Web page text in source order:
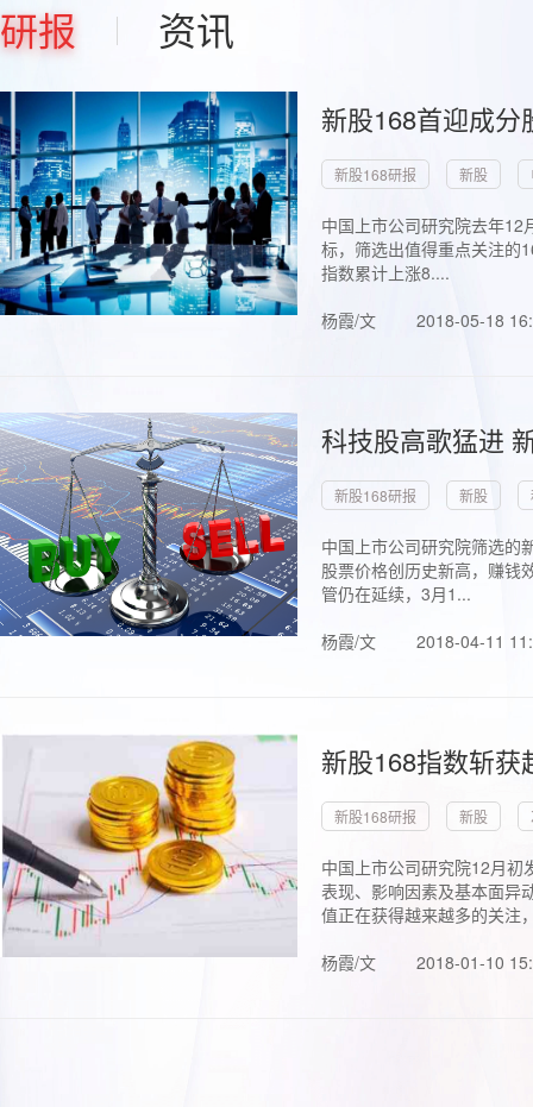
研报 资讯
新股168首迎成
新股168研报 新股
中国上市公司研究院去年
标，筛选出值得重点关注的
指数累计上涨8....
杨霞/文
2018-05-18
科技股高歌猛进
新股168研报 新股
中国上市公司研究院筛选的
股票价格创历史新高，赚钱
管仍在延续，3月1...
杨霞/文
2018-04-11
新股168指数斩
新股168研报 新股
中国上市公司研究院12月初
表现、影响因素及基本面异
值正在获得越来越多的关注
杨霞/文
2018-01-10